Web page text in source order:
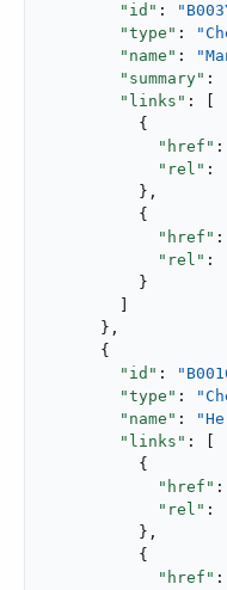
"id" :
"type" :
"name" :
"summary" :
"links" : [
          {
"href" :
"rel" :
          },
          {
"href" :
"rel" :
          }
      },
      {
"id" :
"type" :
"name" :
"links" : [
          {
"href" :
"rel" :
          },
          {
"href" :